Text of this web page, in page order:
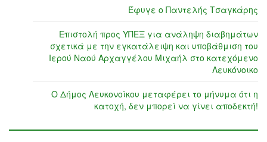
Έφυγε ο Παντελής Τσαγκάρης
Επιστολή προς ΥΠΕΞ για ανάληψη διαβημάτων
σχετικά με την εγκατάλειψη και υποβάθμιση του
Ιερού Ναού Αρχαγγέλου Μιχαήλ στο κατεχόμενο
Λευκόνοικο
Ο Δήμος Λευκονοίκου μεταφέρει το μήνυμα ότι η
κατοχή, δεν μπορεί να γίνει αποδεκτή!